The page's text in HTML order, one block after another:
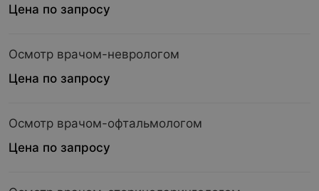
Цена по запросу
Осмотр врачом-неврологом
Цена по запросу
Осмотр врачом-офтальмологом
Цена по запросу